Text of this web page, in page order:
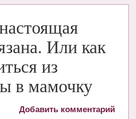
Или как
из
в мамочку
Добавить комментарий